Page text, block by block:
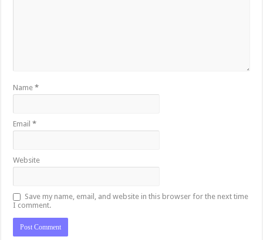
Name*
Email*
Website
Save my name, email, and website in this browser for the next time
I comment.